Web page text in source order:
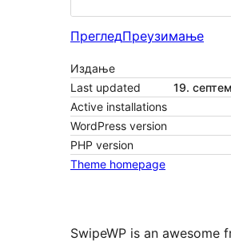
ПрегледПреузимање
Издање
Last updated
19.
Active installations
WordPress version
PHP version
Theme homepage
SwipeWP is an awesome